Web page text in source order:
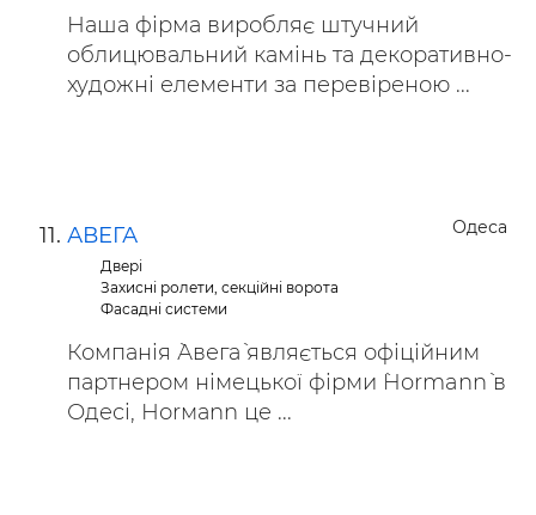
Наша фірма виробляє штучний
облицювальний камінь та декоративно-
художні елементи за перевіреною ...
Одеса
АВЕГА
Двері
Захисні ролети, секційні ворота
Фасадні системи
Компанія `Авега` являється офіційним
партнером німецької фірми `Hormann` в
Одесі, Ноrмаnn це ...